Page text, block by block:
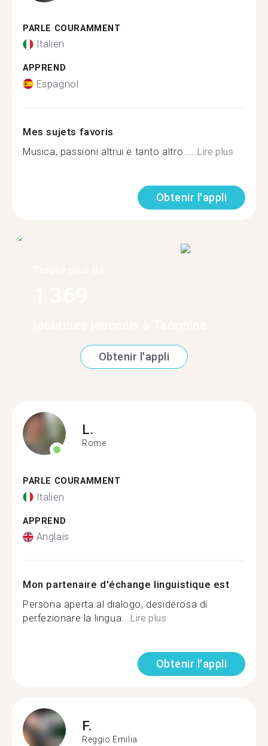
PARLE COURAMMENT
Italien
APPREND
Espagnol
Mes sujets favoris
Musica, passioni altrui e tanto altro..... Lire plus
Obtenir l'appli
Obtenir l'appli
L.
Rome
PARLE COURAMMENT
Italien
APPREND
Anglais
Mon partenaire d'échange linguistique est
Persona aperta al dialogo, desiderosa di
perfezionare la lingua...Lire plus
Obtenir l'appli
F.
Reggio Emilia